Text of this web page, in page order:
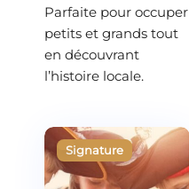
Parfaite pour occuper
petits et grands tout
en découvrant
l’histoire locale.